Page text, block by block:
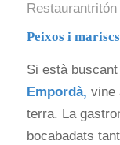
Restaurantritón
Peixos i
Si està buscant
Empordà, vine
terra. La
bocabadats